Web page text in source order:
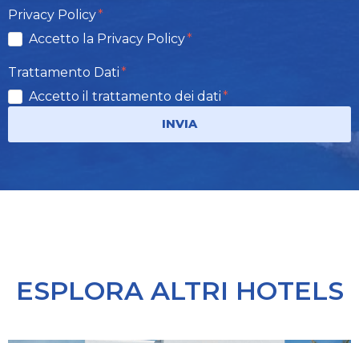
Privacy Policy
Accetto la Privacy Policy
Trattamento Dati
Accetto il trattamento dei dati
INVIA
ESPLORA ALTRI HOTELS